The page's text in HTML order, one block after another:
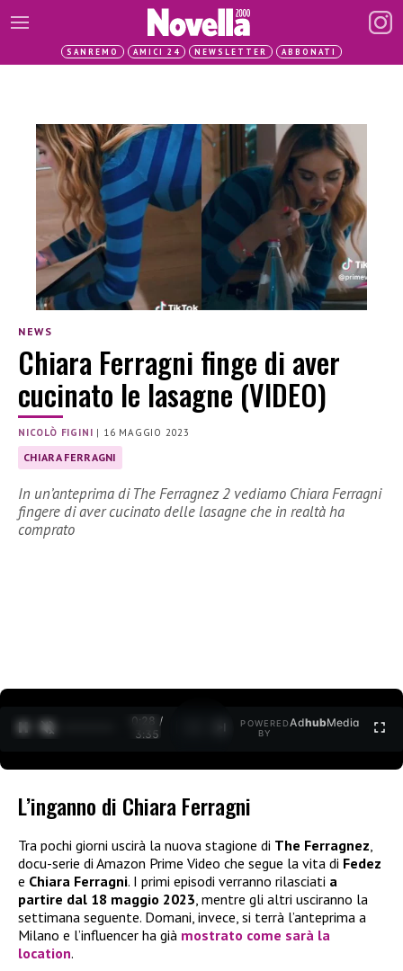
SANREMO AMICI 24 NEWSLETTER ABBONATI
NEWS
Chiara Ferragni finge di aver
cucinato le lasagne (VIDEO)
NICOLÒ FIGINI | 16 MAGGIO 2023
CHIARA FERRAGNI
In un’anteprima di The Ferragnez 2 vediamo Chiara Ferragni
fingere di aver cucinato delle lasagne che in realtà ha
comprato
0:29 /
3:35
POWERED
BY
AdhubMedia
L’inganno di Chiara Ferragni
Tra pochi giorni uscirà la nuova stagione di The Ferragnez,
docu-serie di Amazon Prime Video che segue la vita di Fedez
e Chiara Ferragni. I primi episodi verranno rilasciati a
partire dal 18 maggio 2023, mentre gli altri usciranno la
settimana seguente. Domani, invece, si terrà l’anteprima a
Milano e l’influencer ha già mostrato come sarà la
location.